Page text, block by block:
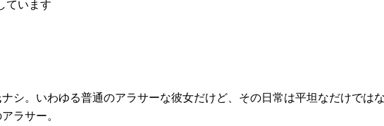
ています
シ。いわゆる普通のアラサーな彼女だけど、その日常は平坦なだけでは
ラサー。